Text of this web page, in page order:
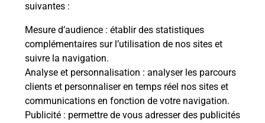
suivantes :
Mesure d’audience : établir des statistiques
complémentaires sur l’utilisation de nos sites et
suivre la navigation.
Analyse et personnalisation : analyser les parcours
clients et personnaliser en temps réel nos sites et
communications en fonction de votre navigation.
Publicité : permettre de vous adresser des publicités
La Poste
en ligne
Ouvert 24h/24
En savoir plus